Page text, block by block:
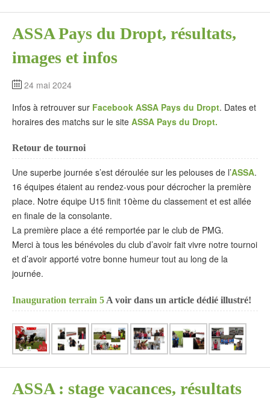
ASSA Pays du Dropt, résultats,
images et infos
24 mai 2024
Infos à retrouver sur Facebook ASSA Pays du Dropt. Dates et
horaires des matchs sur le site ASSA Pays du Dropt.
Retour de tournoi
Une superbe journée s’est déroulée sur les pelouses de l’ASSA.
16 équipes étaient au rendez-vous pour décrocher la première
place. Notre équipe U15 finit 10ème du classement et est allée
en finale de la consolante.
La première place a été remportée par le club de PMG.
Merci à tous les bénévoles du club d’avoir fait vivre notre tournoi
et d’avoir apporté votre bonne humeur tout au long de la
journée.
Inauguration terrain 5 A voir dans un article dédié illustré!
ASSA : stage vacances, résultats